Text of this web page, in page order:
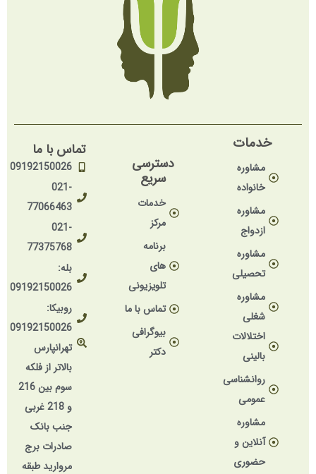
خدمات
مشاوره
خانواده
مشاوره
ازدواج
مشاوره
تحصیلی
مشاوره
شغلی
اختلالات
بالینی
روانشناسی
عمومی
مشاوره
آنلاین و
حضوری
دسترسی
سریع
خدمات
مرکز
های
تلویزیونی
تماس با ما
بیوگرافی
دکتر
تماس با ما
09192150026
77066463
77375768
09192150026
روبیکا:
09192150026
تهرانپارس
بالاتر از فلکه
سوم بین 216
و 218 غربی
جنب بانک
صادرات برج
مروارید طبقه